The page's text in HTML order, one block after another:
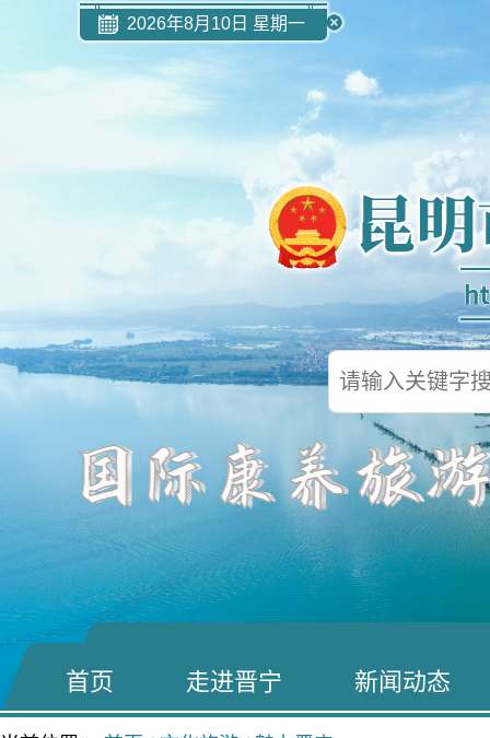
2026年8月10日 星期一
首页 走进晋宁 新闻动态